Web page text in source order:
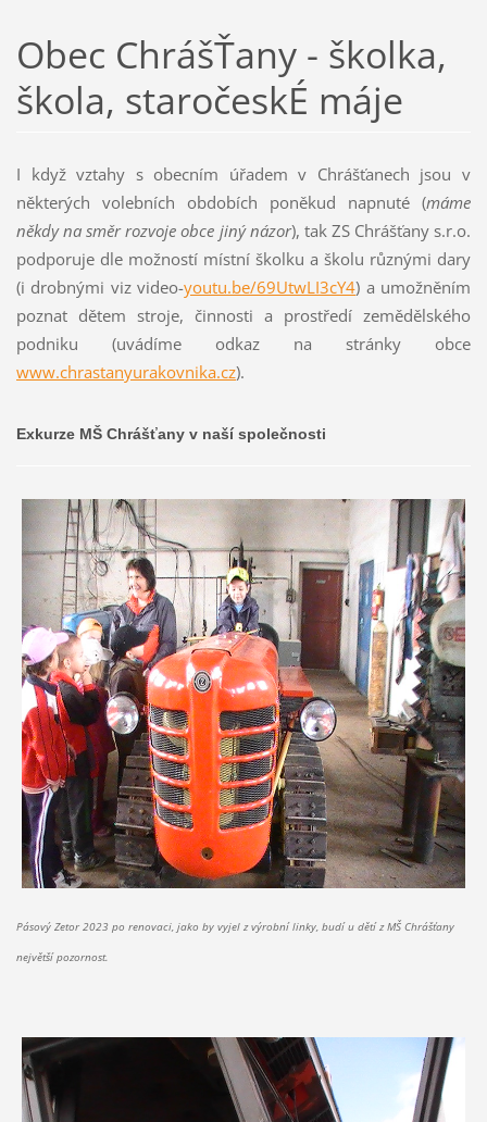
Obec ChrášŤany - školka,
škola, staročeskÉ máje
I když vztahy s obecním úřadem v Chrášťanech jsou v
některých volebních obdobích poněkud napnuté (máme
někdy na směr rozvoje obce jiný názor), tak ZS Chrášťany s.r.o.
podporuje dle možností místní školku a školu různými dary
(i drobnými viz video-youtu.be/69UtwLI3cY4) a umožněním
poznat dětem stroje, činnosti a prostředí zemědělského
podniku (uvádíme odkaz na stránky obce
www.chrastanyurakovnika.cz).
Exkurze MŠ Chrášťany v naší společnosti
Pásový Zetor 2023 po renovaci, jako by vyjel z výrobní linky, budí u dětí z MŠ Chrášťany
největší pozornost.